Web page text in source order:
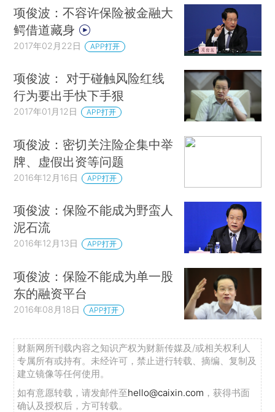
项俊波：不容许保险被金融大
鳄借道藏身
2017年02月22日 APP打开
项俊波： 对于碰触风险红线
行为要出手快下手狠
2017年01月12日 APP打开
项俊波：密切关注险企集中举
牌、虚假出资等问题
2016年12月16日 APP打开
项俊波：保险不能成为野蛮人
泥石流
2016年12月13日 APP打开
项俊波：保险不能成为单一股
东的融资平台
2016年08月18日 APP打开
财新网所刊载内容之知识产权为财新传媒及/或相关权利人
专属所有或持有。未经许可，禁止进行转载、摘编、复制及
建立镜像等任何使用。
如有意愿转载，请发邮件至hello@caixin.com ，获得书面
确认及授权后，方可转载。